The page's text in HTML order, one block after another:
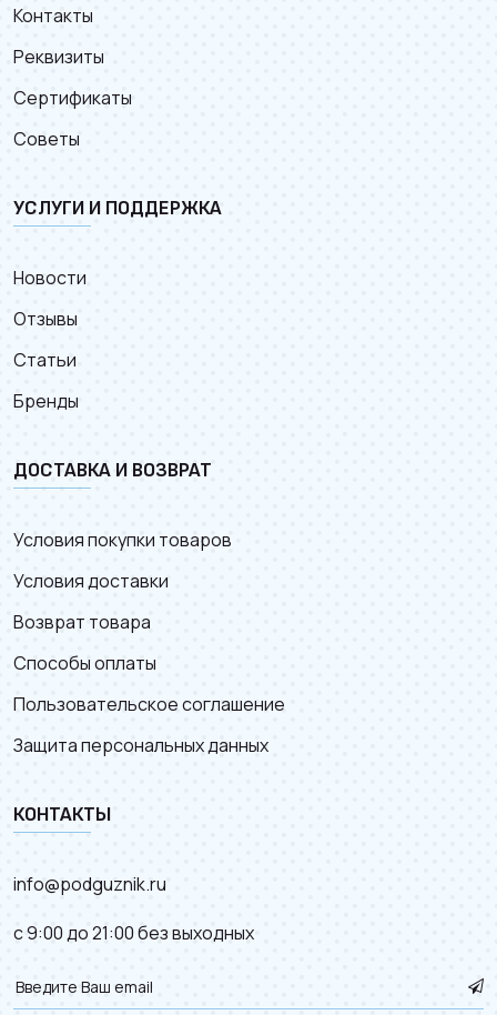
Контакты
Реквизиты
Сертификаты
Советы
УСЛУГИ И ПОДДЕРЖКА
Новости
Отзывы
Статьи
Бренды
ДОСТАВКА И ВОЗВРАТ
Условия покупки товаров
Условия доставки
Возврат товара
Способы оплаты
Пользовательское соглашение
Защита персональных данных
КОНТАКТЫ
info@podguznik.ru
с 9:00 до 21:00 без выходных